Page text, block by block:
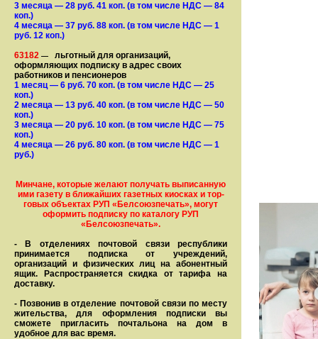
3 месяца — 28 руб. 41 коп. (в том числе НДС — 84
коп.)
4 месяца — 37 руб. 88 коп. (в том числе НДС — 1
руб. 12 коп.)
63182 —
льготный для организаций,
оформляющих подписку в адрес своих
работников и пенсионеров
1 месяц— 6 руб. 70 коп. (в том числе НДС — 25
коп.)
2 месяца — 13 руб. 40 коп. (в том числе НДС — 50
коп.)
3 месяца — 20 руб. 10 коп. (в том числе НДС — 75
коп.)
4 месяца — 26 руб. 80 коп. (в том числе НДС — 1
руб.)
Минчане, которые желают получать вы­писанную
ими газету в бли­жай­ших газет­ных киосках и тор­
го­вых объе­ктах РУП «Белсоюзпечать», могут
оформить под­пис­ку по ка­та­ло­гу РУП
«Белсоюзпечать».
- В отделениях почтовой связи рес­пуб­лики
принимается подписка от учреждений,
организаций и фи­зи­ческих лиц на абонентный
ящик. Распространяется скидка от тарифа на
доставку.
- Позвонив в отделение почтовой связи по месту
жительства, для оформления подписки вы
сможете пригласить почтальона на дом в
удобное для вас время.